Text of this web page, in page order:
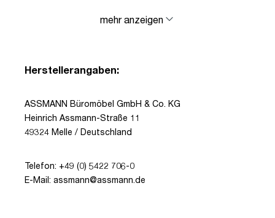
mehr anzeigen
Herstellerangaben:
ASSMANN Büromöbel GmbH & Co. KG
Heinrich Assmann-Straße 11
49324 Melle / Deutschland
Telefon: +49 (0) 5422 706-0
E-Mail: assmann@assmann.de